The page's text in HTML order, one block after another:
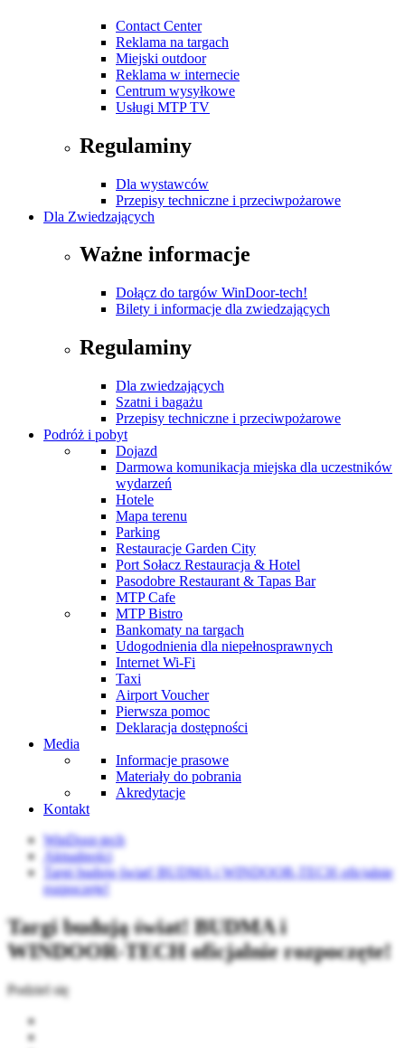
Contact Center
Reklama na targach
Miejski outdoor
Reklama w internecie
Centrum wysyłkowe
Usługi MTP TV
Regulaminy
Dla wystawców
Przepisy techniczne i przeciwpożarowe
Dla Zwiedzających
Ważne informacje
Dołącz do targów WinDoor-tech!
Bilety i informacje dla zwiedzających
Regulaminy
Dla zwiedzających
Szatni i bagażu
Przepisy techniczne i przeciwpożarowe
Podróż i pobyt
Dojazd
Darmowa komunikacja miejska dla uczestników
wydarzeń
Hotele
Mapa terenu
Parking
Restauracje Garden City
Port Sołacz Restauracja & Hotel
Pasodobre Restaurant & Tapas Bar
MTP Cafe
MTP Bistro
Bankomaty na targach
Udogodnienia dla niepełnosprawnych
Internet Wi-Fi
Taxi
Airport Voucher
Pierwsza pomoc
Deklaracja dostępności
Media
Informacje prasowe
Materiały do pobrania
Akredytacje
Kontakt
WinDoor-tech
Aktualności
Targi budują świat! BUDMA i WINDOOR-TECH oficjalnie
rozpoczęte!
Targi budują świat! BUDMA i
WINDOOR-TECH oficjalnie rozpoczęte!
Podziel się